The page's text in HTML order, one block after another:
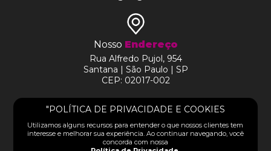
"POLÍTICA DE PRIVACIDADE E COOKIES
Utilizamos alguns recursos para entender o que nossos clientes tem
interesse e melhorar sua experiência. Ao continuar navegando, você
concorda com nossa
HOME
SOBRE
Nosso Endereço
Rua Alfredo Pujol, 954
Santana | São Paulo | SP
CEP: 02017-002
SIGA-NOS NAS REDES